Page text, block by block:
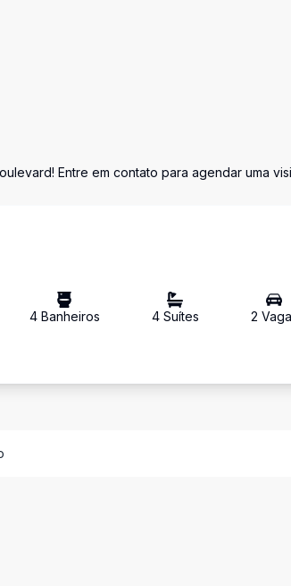
Entre em contato para agendar uma
4Banheiros 4Suítes 2 Vaga